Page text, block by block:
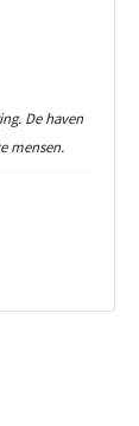
De haven
mensen.